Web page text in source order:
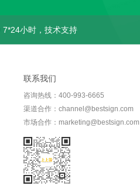
7*24小时，技术支持
联系我们
咨询热线：400-993-6665
渠道合作：channel@bestsign.com
市场合作：marketing@bestsign.com